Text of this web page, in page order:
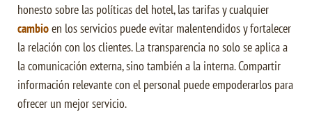
honesto sobre las políticas del hotel, las tarifas y cualquier
cambioen los servicios puede evitar malentendidos y fortalecer
la relación con los clientes. La transparencia no solo se aplica a
la comunicación externa, sino también a la interna. Compartir
información relevante con el personal puede empoderarlos para
ofrecer un mejor servicio.